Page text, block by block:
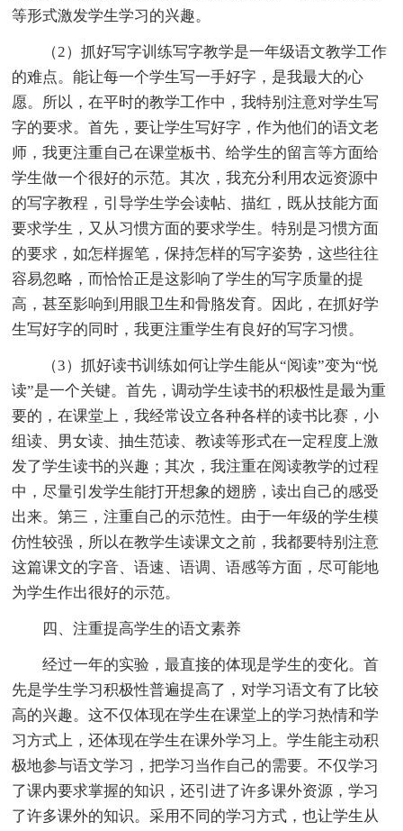
等形式激发学生学习的兴趣。
（2）抓好写字训练写字教学是一年级语文教学工作
的难点。能让每一个学生写一手好字，是我最大的心
愿。所以，在平时的教学工作中，我特别注意对学生写
字的要求。首先，要让学生写好字，作为他们的语文老
师，我更注重自己在课堂板书、给学生的留言等方面给
学生做一个很好的示范。其次，我充分利用农远资源中
的写字教程，引导学生学会读帖、描红，既从技能方面
要求学生，又从习惯方面的要求学生。特别是习惯方面
的要求，如怎样握笔，保持怎样的写字姿势，这些往往
容易忽略，而恰恰正是这影响了学生的写字质量的提
高，甚至影响到用眼卫生和骨胳发育。因此，在抓好学
生写好字的同时，我更注重学生有良好的写字习惯。
（3）抓好读书训练如何让学生能从“阅读”变为“悦
读”是一个关键。首先，调动学生读书的积极性是最为重
要的，在课堂上，我经常设立各种各样的读书比赛，小
组读、男女读、抽生范读、教读等形式在一定程度上激
发了学生读书的兴趣；其次，我注重在阅读教学的过程
中，尽量引发学生能打开想象的翅膀，读出自己的感受
出来。第三，注重自己的示范性。由于一年级的学生模
仿性较强，所以在教学生读课文之前，我都要特别注意
这篇课文的字音、语速、语调、语感等方面，尽可能地
为学生作出很好的示范。
四、注重提高学生的语文素养
经过一年的实验，最直接的体现是学生的变化。首
先是学生学习积极性普遍提高了，对学习语文有了比较
高的兴趣。这不仅体现在学生在课堂上的学习热情和学
习方式上，还体现在学生在课外学习上。学生能主动积
极地参与语文学习，把学习当作自己的需要。不仅学习
了课内要求掌握的知识，还引进了许多课外资源，学习
了许多课外的知识。采用不同的学习方式，也让学生从